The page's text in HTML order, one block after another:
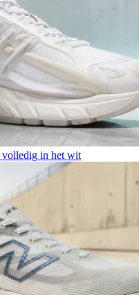
volledig in het wit